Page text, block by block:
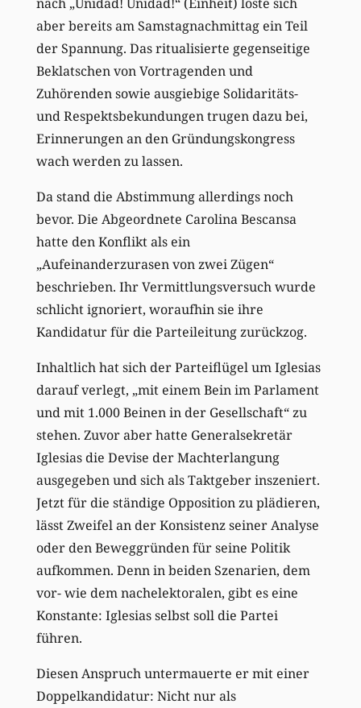
aber bereits am Samstagnachmittag ein Teil
der Spannung. Das ritualisierte gegenseitige
Beklatschen von Vortragenden und
Zuhörenden sowie ausgiebige Solidaritäts-
und Respektsbekundungen trugen dazu bei,
Erinnerungen an den Gründungskongress
wach werden zu lassen.
Da stand die Abstimmung allerdings noch
bevor. Die Abgeordnete Carolina Bescansa
hatte den Konflikt als ein
„Aufeinanderzurasen von zwei Zügen“
beschrieben. Ihr Vermittlungsversuch wurde
schlicht ignoriert, woraufhin sie ihre
Kandidatur für die Parteileitung zurückzog.
Inhaltlich hat sich der Parteiflügel um Iglesias
darauf verlegt, „mit einem Bein im Parlament
und mit 1.000 Beinen in der Gesellschaft“ zu
stehen. Zuvor aber hatte Generalsekretär
Iglesias die Devise der Machterlangung
ausgegeben und sich als Taktgeber inszeniert.
Jetzt für die ständige Opposition zu plädieren,
lässt Zweifel an der Konsistenz seiner Analyse
oder den Beweggründen für seine Politik
aufkommen. Denn in beiden Szenarien, dem
vor- wie dem nachelektoralen, gibt es eine
Konstante: Iglesias selbst soll die Partei
führen.
Diesen Anspruch untermauerte er mit einer
Doppelkandidatur: Nicht nur als